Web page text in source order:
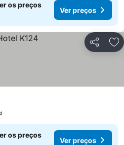
os preços
Ver preços
Partilhar
os preços
Ver preços